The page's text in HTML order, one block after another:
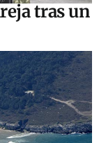
tras un